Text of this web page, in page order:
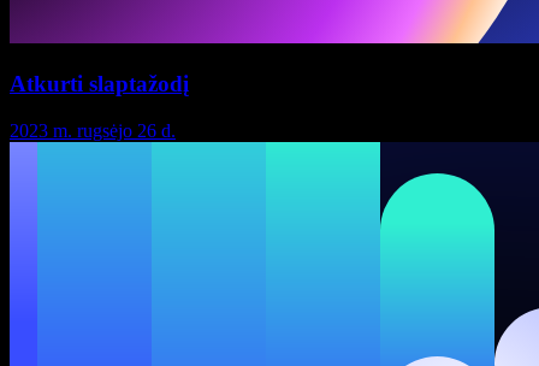
Atkurti slaptažodį
2023 m. rugsėjo 26 d.